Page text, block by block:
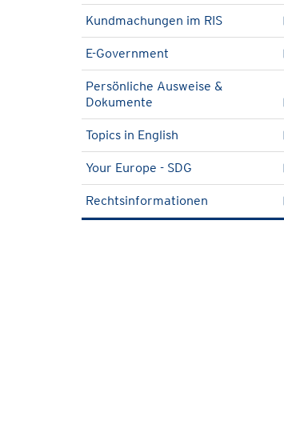
Kundmachungen im RIS
E-Government
Persönliche Ausweise &
Dokumente
Topics in English
Your Europe - SDG
Rechtsinformationen